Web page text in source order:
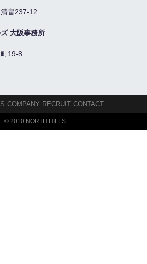
畠237-12
大阪事務所
19-8
COMPANY RECRUIT CONTACT
© 2010 NORTH HILLS